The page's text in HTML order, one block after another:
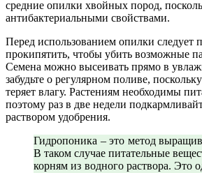
средние опилки хвойных пород,
антибактериальными свойствами.
Перед использованием опилки следует
прокипятить, чтобы убить возможные
Семена можно высеивать прямо в
забудьте о регулярном поливе,
теряет влагу. Растениям необходимы
поэтому раз в две недели
раствором удобрения.
Гидропоника – это метод
В таком случае питательные
корням из водного раствора. Это